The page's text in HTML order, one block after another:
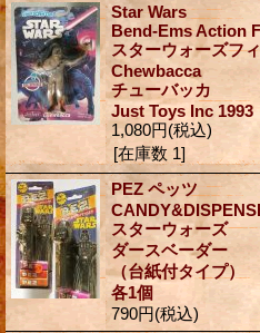
Star Wars
Bend-Ems Action
スターウォーズフ
Chewbacca
チューバッカ
Just Toys Inc 1993
1,080円(税込)
[在庫数 1]
PEZ ペッツ
スターウォーズ
ダースベーダー
（台紙付タイプ）
各1個
790円(税込)